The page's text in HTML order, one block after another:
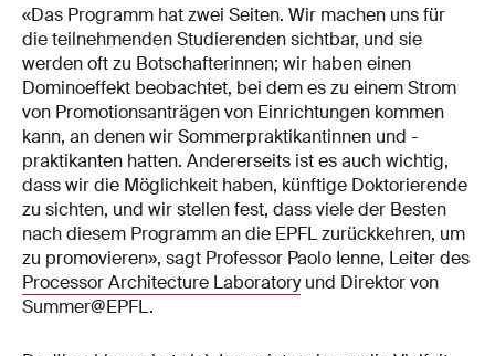
«Das Programm hat zwei Seiten. Wir machen uns für
die teilnehmenden Studierenden sichtbar, und sie
werden oft zu Botschafterinnen; wir haben einen
Dominoeffekt beobachtet, bei dem es zu einem Strom
von Promotionsanträgen von Einrichtungen kommen
kann, an denen wir Sommerpraktikantinnen und -
praktikanten hatten. Andererseits ist es auch wichtig,
dass wir die Möglichkeit haben, künftige Doktorierende
zu sichten, und wir stellen fest, dass viele der Besten
nach diesem Programm an die EPFL zurückkehren, um
zu promovieren», sagt Professor Paolo Ienne, Leiter des
Processor Architecture Laboratoryund Direktor von
Summer@EPFL.